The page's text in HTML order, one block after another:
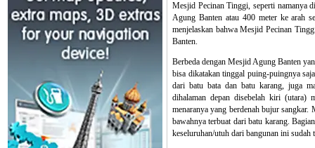
Mesjid Pecinan Tinggi, seperti namanya
Agung Banten atau 400 meter ke arah
menjelaskan bahwa Mesjid Pecinan
Banten.
Berbeda dengan Mesjid Agung Banten
bisa dikatakan tinggal puing-puingnya
dari batu bata dan batu karang, juga
dihalaman depan disebelah kiri (utara)
menaranya yang berdenah bujur sangkar.
bawahnya terbuat dari batu karang.
keseluruhan/utuh dari bangunan ini sudah